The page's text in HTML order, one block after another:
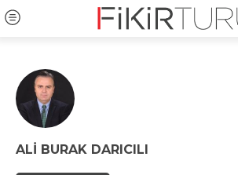
ALI BURAK DARICILI